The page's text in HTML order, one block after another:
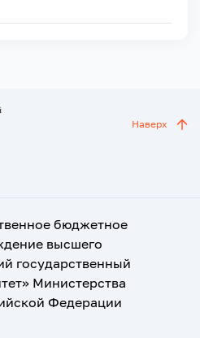
Наверх
бюджетное
высшего
государственный
Министерства
Федерации